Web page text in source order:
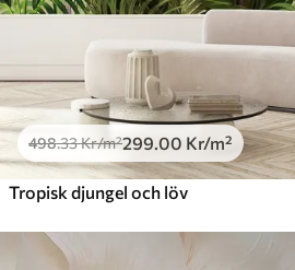
498.33Kr/m²299 .00 Kr/m²
Tropisk djungel och löv